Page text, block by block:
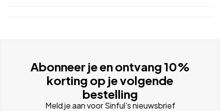
Abonneer je en ontvang 10%
korting op je volgende
bestelling
Meld je aan voor Sinful's nieuwsbrief